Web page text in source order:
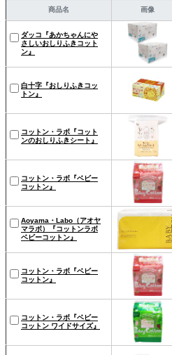
商品名 画像
ダッコ『あかちゃんにや
さしいおしりふきコット
ン』
白十字『おしりふきコッ
トン』
コットン・ラボ『コット
ンのおしりふきシート』
コットン・ラボ『ベビー
コットン』
Aoyama・Labo（アオヤ
マラボ）『コットンラボ
ベビーコットン』
コットン・ラボ『ベビー
コットン』
コットン・ラボ『ベビー
コットン ワイドサイズ』